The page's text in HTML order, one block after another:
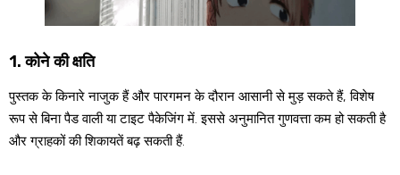
1. कोने की क्षति
पुस्तक के किनारे नाजुक हैं और पारगमन के दौरान आसानी से मुड़ सकते हैं, विशेष
रूप से बिना पैड वाली या टाइट पैकेजिंग में. इससे अनुमानित गुणवत्ता कम हो सकती है
और ग्राहकों की शिकायतें बढ़ सकती हैं.